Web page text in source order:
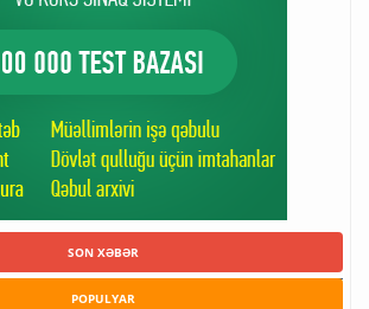
SON XƏBƏR
POPULYAR